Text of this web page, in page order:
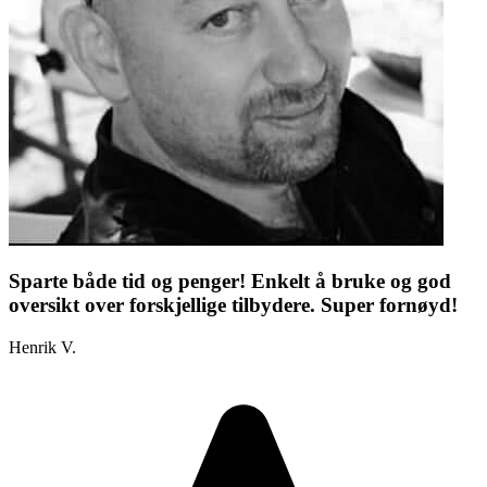
Sparte både tid og penger! Enkelt å bruke og god
oversikt over forskjellige tilbydere. Super fornøyd!
Henrik V.